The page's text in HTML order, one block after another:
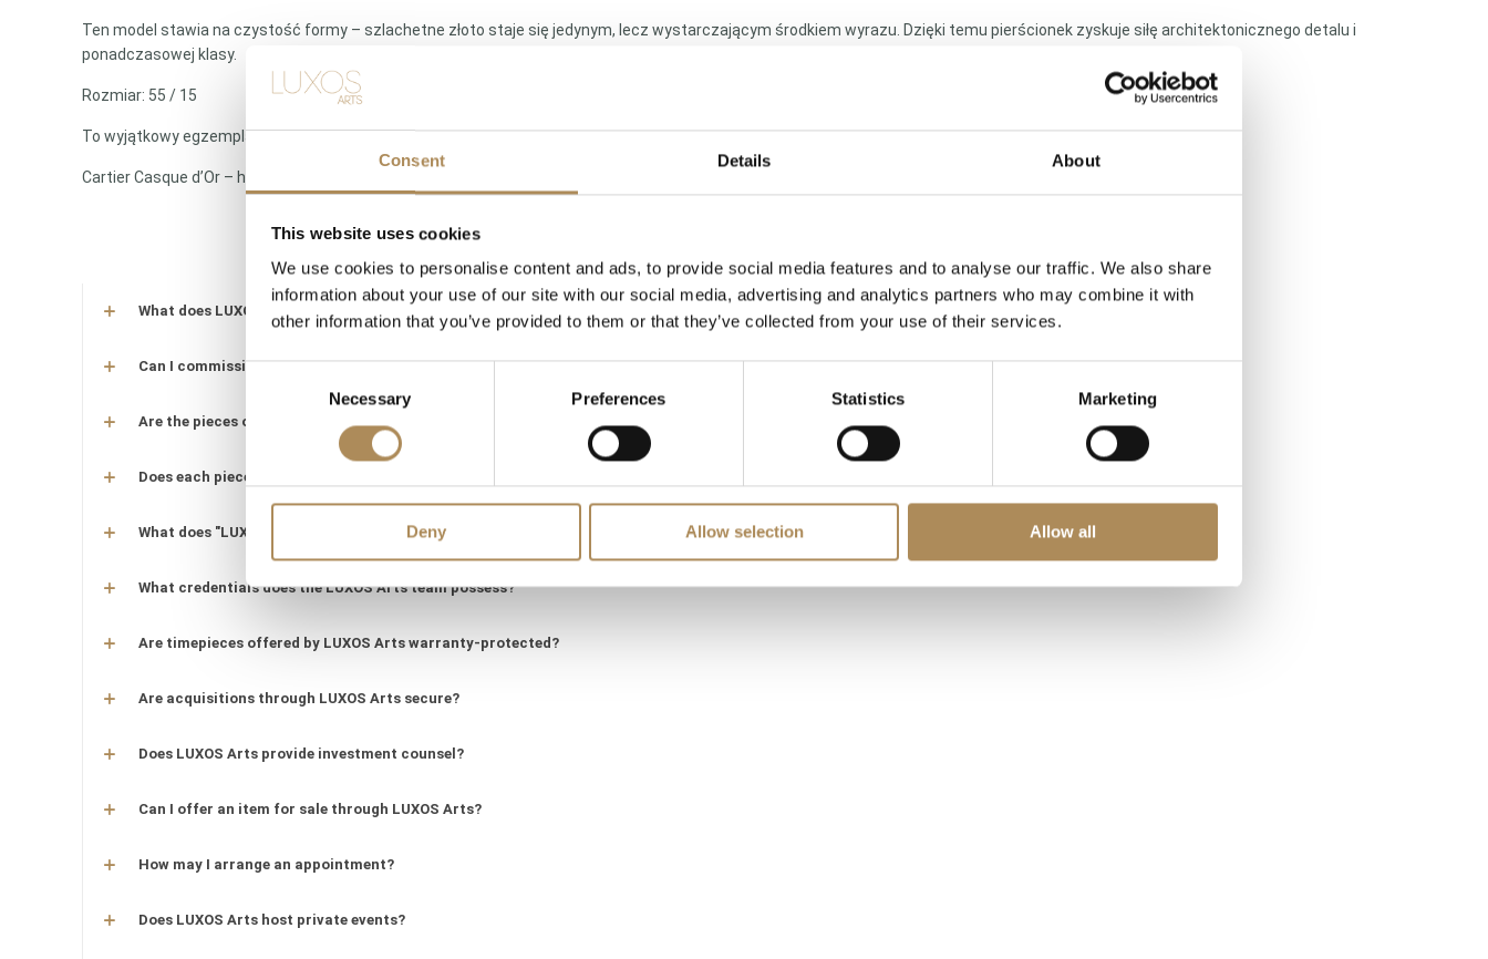
Consent Details About
This website uses cookies
We use cookies to personalise content and ads, to provide social media features and to analyse our traffic. We also share
information about your use of our site with our social media, advertising and analytics partners who may combine it with
other information that you’ve provided to them or that they’ve collected from your use of their services.
Necessary Preferences Statistics Marketing
Deny Allow selection Allow all
Ten model stawia na czystość formy – szlachetne złoto staje się jedynym, lecz wystarczającym środkiem wyrazu. Dzięki temu pierścionek zyskuje siłę architektonicznego detalu i
ponadczasowej klasy.
Rozmiar: 55 / 15
To wyjątkowy egzemplarz o kolekcjonerskiej wartości – dla kobiety, która rozumie język formy i ceni biżuterię, która nie ulega modzie, lecz ją definiuje.
Cartier Casque d’Or – historia, sztuka i siła zaklęte w złocie.
What does LUXOS Arts do?
Can I commission a bespoke piece or request sourcing of a specific item?
Are the pieces offered by LUXOS Arts authentic and of genuine value?
Does each piece include a certificate of authenticity?
What does "LUXOS Arts Certified Selection" signify?
What credentials does the LUXOS Arts team possess?
Are timepieces offered by LUXOS Arts warranty-protected?
Are acquisitions through LUXOS Arts secure?
Does LUXOS Arts provide investment counsel?
Can I offer an item for sale through LUXOS Arts?
How may I arrange an appointment?
Does LUXOS Arts host private events?